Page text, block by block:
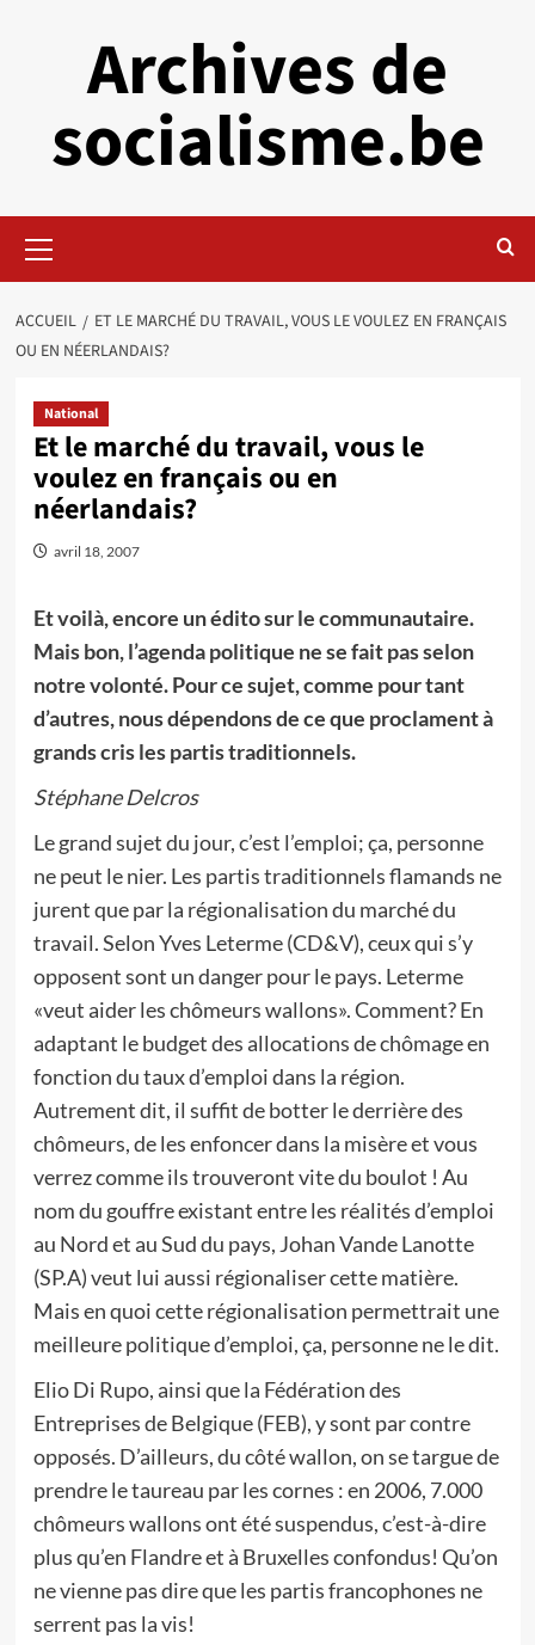
Archives de
socialisme.be
principal
ACCUEIL
ET LE MARCHÉ DU TRAVAIL, VOUS LE VOULEZ EN FRANÇAIS
OU EN NÉERLANDAIS?
National
Et le marché du travail, vous le
voulez en français ou en
néerlandais?
avril 18, 2007
Et voilà, encore un édito sur le communautaire.
Mais bon, l’agenda politique ne se fait pas selon
notre volonté. Pour ce sujet, comme pour tant
d’autres, nous dépendons de ce que proclament à
grands cris les partis traditionnels.
Stéphane Delcros
Le grand sujet du jour, c’est l’emploi; ça, personne
ne peut le nier. Les partis traditionnels flamands ne
jurent que par la régionalisation du marché du
travail. Selon Yves Leterme (CD&V), ceux qui s’y
opposent sont un danger pour le pays. Leterme
«veut aider les chômeurs wallons». Comment? En
adaptant le budget des allocations de chômage en
fonction du taux d’emploi dans la région.
Autrement dit, il suffit de botter le derrière des
chômeurs, de les enfoncer dans la misère et vous
verrez comme ils trouveront vite du boulot ! Au
nom du gouffre existant entre les réalités d’emploi
au Nord et au Sud du pays, Johan Vande Lanotte
(SP.A) veut lui aussi régionaliser cette matière.
Mais en quoi cette régionalisation permettrait une
meilleure politique d’emploi, ça, personne ne le dit.
Elio Di Rupo, ainsi que la Fédération des
Entreprises de Belgique (FEB), y sont par contre
opposés. D’ailleurs, du côté wallon, on se targue de
prendre le taureau par les cornes : en 2006, 7.000
chômeurs wallons ont été suspendus, c’est-à-dire
plus qu’en Flandre et à Bruxelles confondus! Qu’on
ne vienne pas dire que les partis francophones ne
serrent pas la vis!